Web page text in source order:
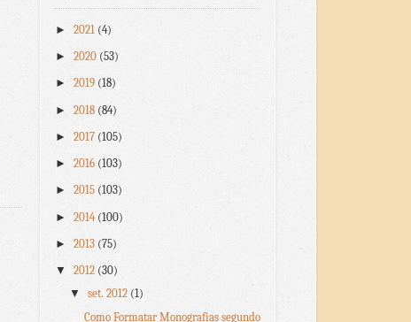
►2021 (4)
►2020 (53)
►2019 (18)
►2018 (84)
►2017 (105)
►2016 (103)
►2015 (103)
►2014 (100)
►2013 (75)
▼2012 (30)
▼ set. 2012 (1)
Como Formatar Monografias segundo